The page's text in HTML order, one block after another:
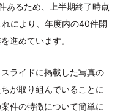
あるため、上半期終了時点
により、年度内の40件開
進めています。
ライドに掲載した写真の
が取り組んでいることに
件の特徴について簡単に